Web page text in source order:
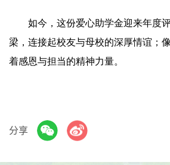
如今，这份爱心助学金迎来年度
梁，连接起校友与母校的深厚情谊；
着感恩与担当的精神力量。
分享